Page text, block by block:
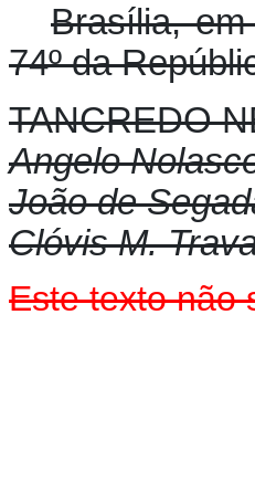
Brasília,
74º da
TANCREDO
Angelo
João de
Clóvis M.
Este texto não